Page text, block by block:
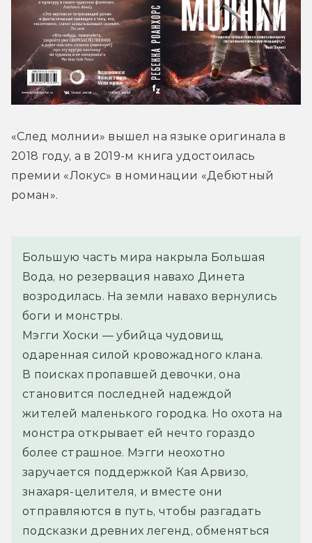
«След молнии» вышел на языке оригинала в
2018 году, а в 2019-м книга удостоилась
премии «Локус» в номинации «Дебютный
роман».
Большую часть мира накрыла Большая
Вода, но резервация навахо Динета
возродилась. На земли навахо вернулись
боги и монстры.
Мэгги Хоски — убийца чудовищ,
одаренная силой кровожадного клана.
В поисках пропавшей девочки, она
становится последней надеждой
жителей маленького городка. Но охота на
монстра открывает ей нечто гораздо
более страшное. Мэгги неохотно
заручается поддержкой Кая Арвизо,
знахаря-целителя, и вместе они
отправляются в путь, чтобы разгадать
подсказки древних легенд, обменяться